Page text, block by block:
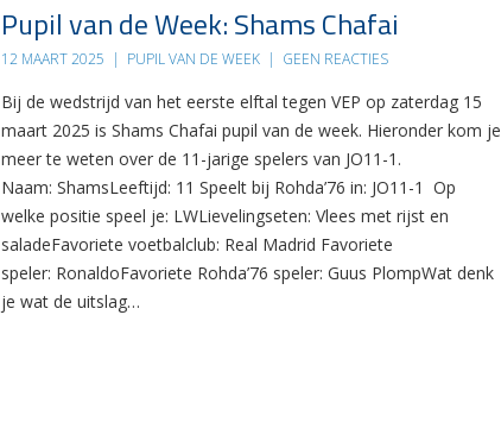
Pupil van de Week: Shams Chafai
12 MAART 2025 | PUPIL VAN DE WEEK | GEEN REACTIES
Bij de wedstrijd van het eerste elftal tegen VEP op zaterdag 15
maart 2025 is Shams Chafai pupil van de week. Hieronder kom je
meer te weten over de 11-jarige spelers van JO11-1.
Naam: ShamsLeeftijd: 11 Speelt bij Rohda’76 in: JO11-1 Op
welke positie speel je: LWLievelingseten: Vlees met rijst en
saladeFavoriete voetbalclub: Real Madrid Favoriete
speler: RonaldoFavoriete Rohda’76 speler: Guus PlompWat denk
je wat de uitslag…